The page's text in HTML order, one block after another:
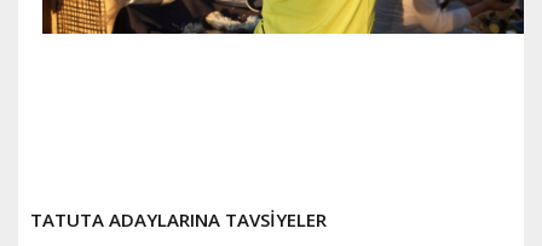
TATUTA ADAYLARINA TAVSİYELER